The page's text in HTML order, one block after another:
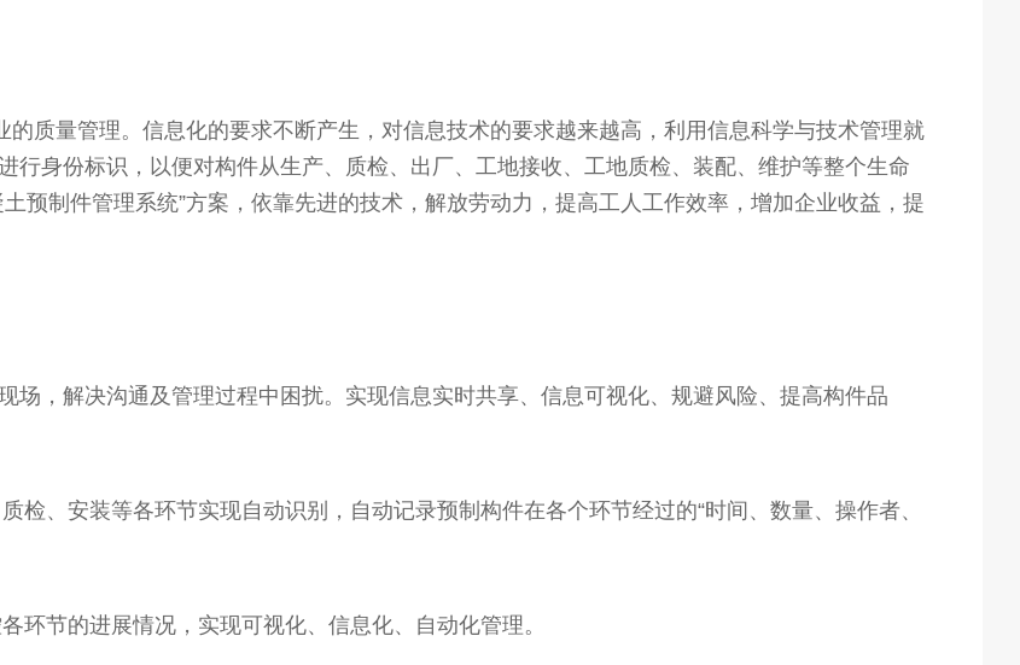
质量管理。信息化的要求不断产生，对信息技术的要求越来越高，利用信息科学与技术管理就
行身份标识，以便对构件从生产、质检、出厂、工地接收、工地质检、装配、维护等整个生命
预制件管理系统”方案，依靠先进的技术，解放劳动力，提高工人工作效率，增加企业收益，提
场，解决沟通及管理过程中困扰。实现信息实时共享、信息可视化、规避风险、提高构件品
检、安装等各环节实现自动识别，自动记录预制构件在各个环节经过的“时间、数量、操作者、
环节的进展情况，实现可视化、信息化、自动化管理。